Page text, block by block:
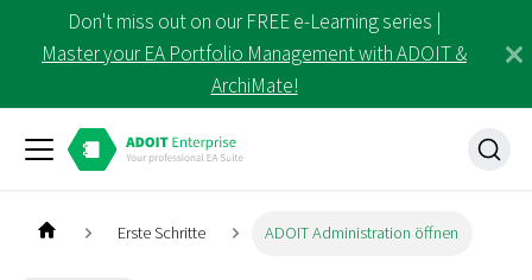
Don't miss out on our FREE e-Learning series |
Master your EA Portfolio Management with ADOIT &
ArchiMate!
Erste Schritte ADOIT Administration öffnen